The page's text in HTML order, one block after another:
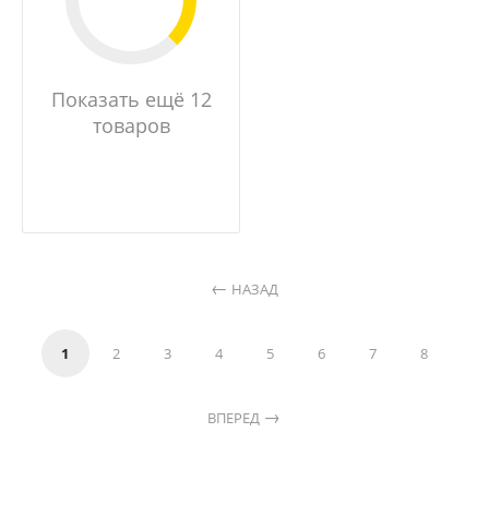
Показать ещё 12
товаров
НАЗАД
1 2 3 4 5 6 7 8
ВПЕРЕД